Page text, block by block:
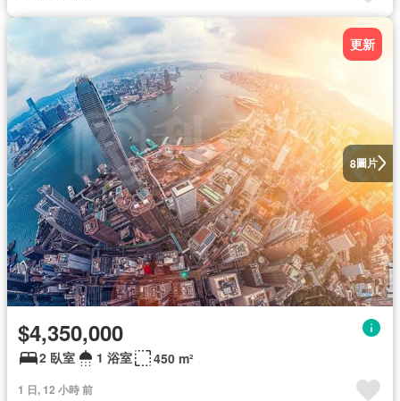
8圖片
更新
$4,350,000
2 臥室 1 浴室 450 m²
1 日, 12 小時 前